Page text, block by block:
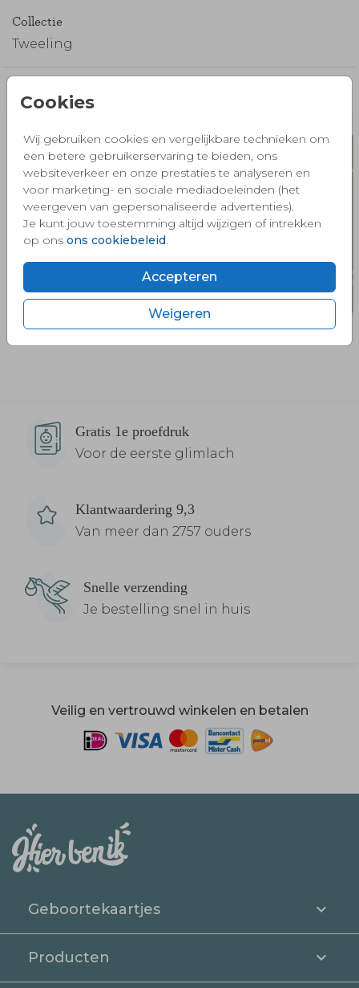
Cookies
Wij gebruiken cookies en vergelijkbare technieken om
een betere gebruikerservaring te bieden, ons
websiteverkeer en onze prestaties te analyseren en
voor marketing- en sociale mediadoeleinden (het
weergeven van gepersonaliseerde advertenties).
Je kunt jouw toestemming altijd wijzigen of intrekken
op ons ons cookiebeleid
Accepteren
Weigeren
Collectie
Tweeling
Misschien vind je dit ook mooi 🧡
Gratis 1e proefdruk
Voor de eerste glimlach
Klantwaardering 9,3
Van meer dan 2757 ouders
Snelle verzending
Je bestelling snel in huis
Veilig en vertrouwd winkelen en betalen
Geboortekaartjes
Producten